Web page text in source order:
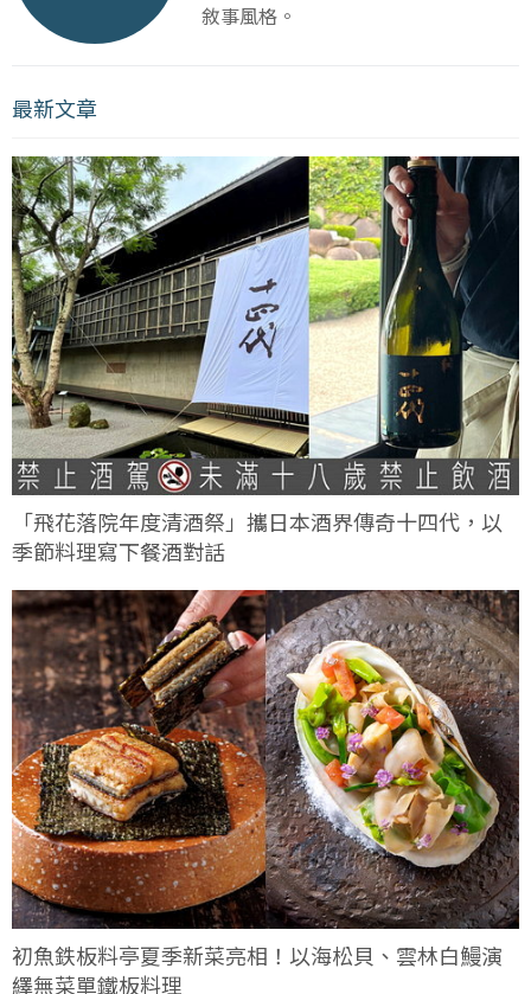
敘事風格。
最新文章
「飛花落院年度清酒祭」攜日本酒界傳奇十四代，以
季節料理寫下餐酒對話
初魚鉄板料亭夏季新菜亮相！以海松貝、雲林白鰻演
繹無菜單鐵板料理